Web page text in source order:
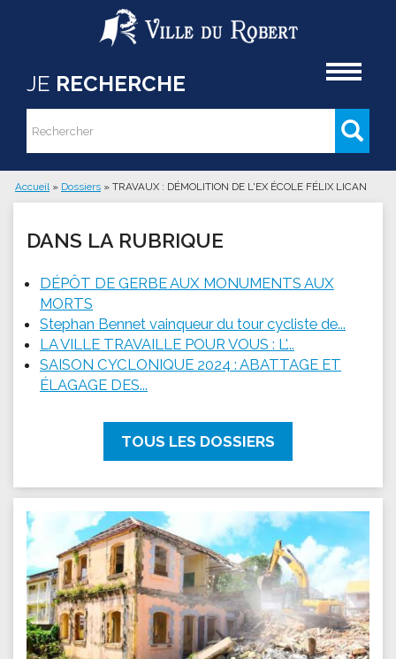
Aller au contenu principal
JE RECHERCHE
Formulaire de recherche
Rechercher
Vous êtes ici
Accueil » Dossiers » TRAVAUX : DÉMOLITION DE L'EX ÉCOLE FÉLIX LICAN
DANS LA RUBRIQUE
DÉPÔT DE GERBE AUX MONUMENTS AUX
MORTS
Stephan Bennet vainqueur du tour cycliste de...
LA VILLE TRAVAILLE POUR VOUS : L'...
SAISON CYCLONIQUE 2024 : ABATTAGE ET
ÉLAGAGE DES...
TOUS LES DOSSIERS